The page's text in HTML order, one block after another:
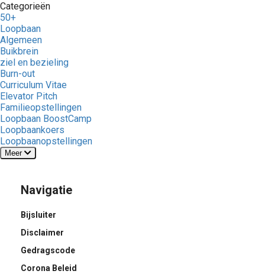
Categorieën
50+
Loopbaan
Algemeen
Buikbrein
ziel en bezieling
Burn-out
Curriculum Vitae
Elevator Pitch
Familieopstellingen
Loopbaan BoostCamp
Loopbaankoers
Loopbaanopstellingen
Meer
Navigatie
Bijsluiter
Disclaimer
Gedragscode
Corona Beleid